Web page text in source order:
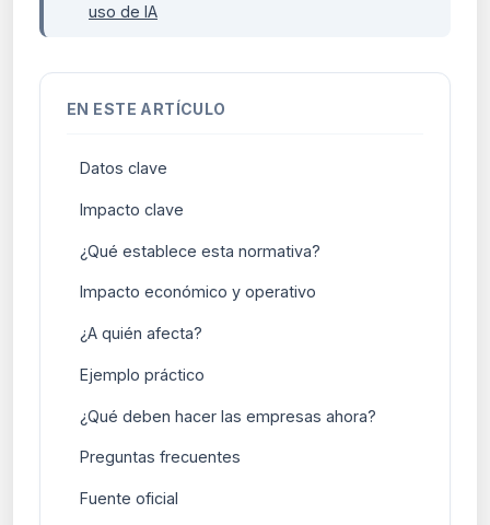
uso de IA
EN ESTE ARTÍCULO
Datos clave
Impacto clave
¿Qué establece esta normativa?
Impacto económico y operativo
¿A quién afecta?
Ejemplo práctico
¿Qué deben hacer las empresas ahora?
Preguntas frecuentes
Fuente oficial